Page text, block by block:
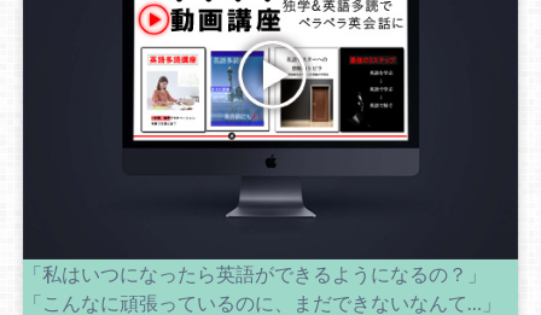
「私はいつになったら英語ができるようになるの？」
「こんなに頑張っているのに、まだできないなんて…」